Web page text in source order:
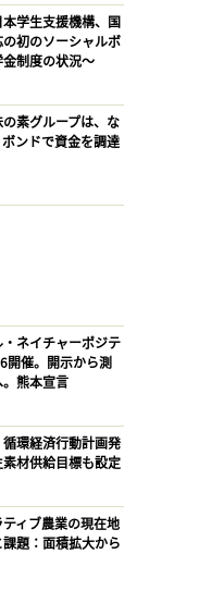
本学生支援機構、国
初のソーシャルボ
制度の状況〜
の素グループは、な
ンドで資金を調達
・ネイチャーポジテ
開催。開示から測
熊本宣言
循環経済行動計画発
材供給目標も設定
ティブ農業の現在地
題：面積拡大から